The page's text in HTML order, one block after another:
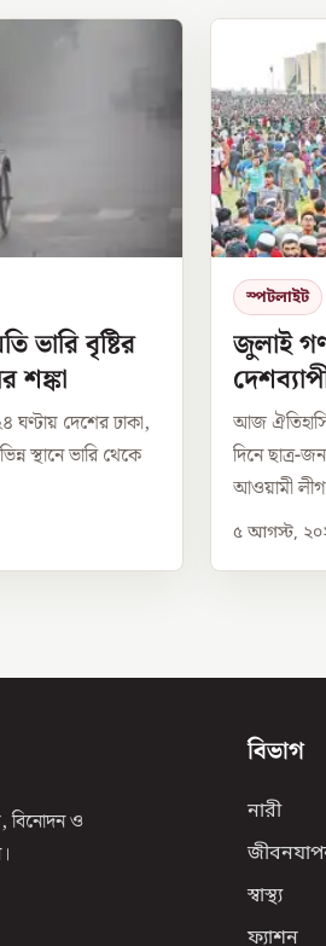
ভারি বৃষ্টির
শঙ্কা
ঘণ্টায় দেশের ঢাকা,
স্থানে ভারি থেকে
স্পটলাইট
জুলাই
আজ
দিনে ছাত্র-
আওয়ামী
৫ আগস্ট,
বিনোদন ও
বিভাগ
নারী
স্বাস্থ্য
ফ্যাশন